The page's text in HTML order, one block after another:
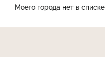
Моего города нет в списке